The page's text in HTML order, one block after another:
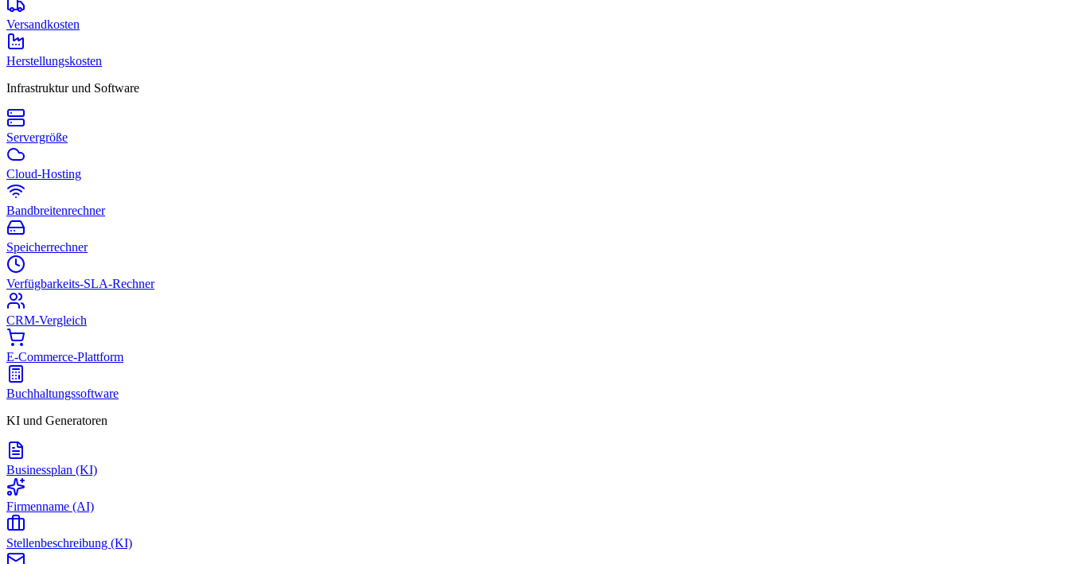
Versandkosten
Herstellungskosten
Infrastruktur und Software
Servergröße
Cloud-Hosting
Bandbreitenrechner
Speicherrechner
Verfügbarkeits-SLA-Rechner
CRM-Vergleich
E-Commerce-Plattform
Buchhaltungssoftware
KI und Generatoren
Businessplan (KI)
Firmenname (AI)
Stellenbeschreibung (KI)